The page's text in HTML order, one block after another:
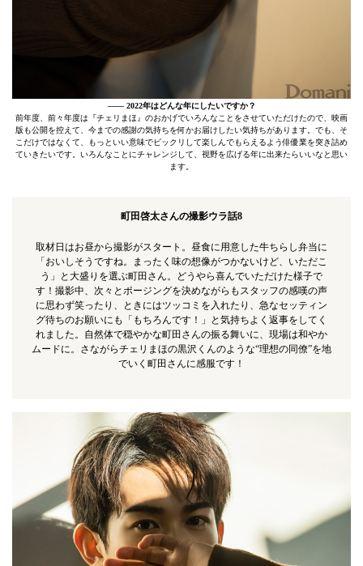
–––– 2022年はどんな年にしたいですか？
前年度、前々年度は『チェリまほ』のおかげでいろんなことをさせていただけたので、映画
版も公開を控えて、今までの感謝の気持ちを何かお届けしたい気持ちがあります。でも、そ
こだけではなくて、もっといい意味でビックリして楽しんでもらえるよう俳優業を突き詰め
ていきたいです。いろんなことにチャレンジして、視野を広げる年に出来たらいいなと思い
ます。
町田啓太さんの撮影ウラ話8
取材日はお昼から撮影がスタート。昼食に用意した牛ちらし弁当に
「おいしそうですね。まったく味の想像がつかないけど、いただこ
う」と大盛りを選ぶ町田さん。どうやら喜んでいただけた様子で
す！撮影中、次々とポージングを決めながらもスタッフの感嘆の声
に思わず笑ったり、ときにはツッコミを入れたり、急なセッティン
グ待ちのお願いにも「もちろんです！」と気持ちよく返事をしてく
れました。自然体で穏やかな町田さんの振る舞いに、現場は和やか
ムードに。さながらチェリまほの黒沢くんのような“理想の同僚”を地
でいく町田さんに感服です！